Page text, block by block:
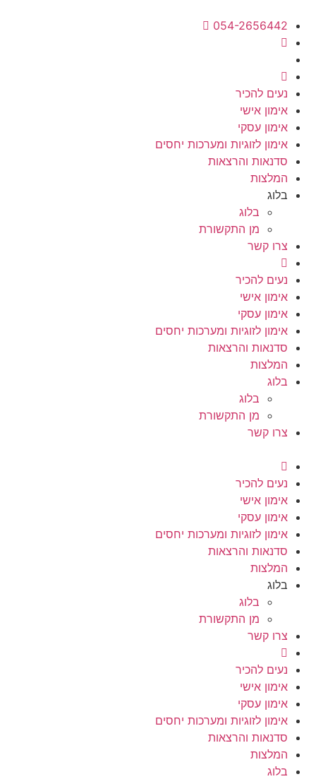
054-2656442
נעים להכיר
אימון אישי
אימון עסקי
אימון לזוגיות ומערכות יחסים
סדנאות והרצאות
המלצות
בלוג
בלוג
מן התקשורת
צרו קשר
נעים להכיר
אימון אישי
אימון עסקי
אימון לזוגיות ומערכות יחסים
סדנאות והרצאות
המלצות
בלוג
בלוג
מן התקשורת
צרו קשר
נעים להכיר
אימון אישי
אימון עסקי
אימון לזוגיות ומערכות יחסים
סדנאות והרצאות
המלצות
בלוג
בלוג
מן התקשורת
צרו קשר
נעים להכיר
אימון אישי
אימון עסקי
אימון לזוגיות ומערכות יחסים
סדנאות והרצאות
המלצות
בלוג